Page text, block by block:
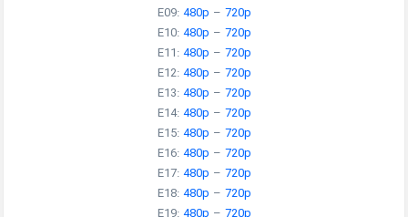
E09:480p – 720p
E10:480p – 720p
E11:480p – 720p
E12:480p – 720p
E13:480p – 720p
E14:480p – 720p
E15:480p – 720p
E16:480p – 720p
E17:480p – 720p
E18:480p – 720p